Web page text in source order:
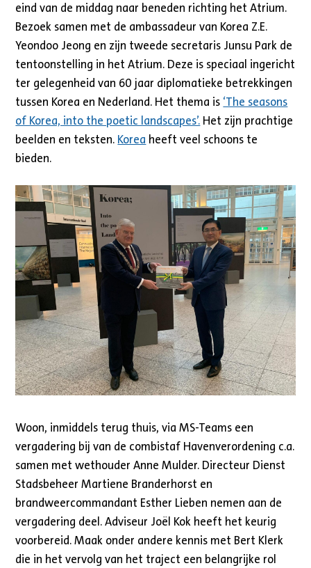
eind van de middag naar beneden richting het Atrium.
Bezoek samen met de ambassadeur van Korea Z.E.
Yeondoo Jeong en zijn tweede secretaris Junsu Park de
tentoonstelling in het Atrium. Deze is speciaal ingericht
ter gelegenheid van 60 jaar diplomatieke betrekkingen
tussen Korea en Nederland. Het thema is ‘The seasons
of Korea, into the poetic landscapes’. Het zijn prachtige
beelden en teksten. Korea heeft veel schoons te
bieden.
Woon, inmiddels terug thuis, via MS-Teams een
vergadering bij van de combistaf Havenverordening c.a.
samen met wethouder Anne Mulder. Directeur Dienst
Stadsbeheer Martiene Branderhorst en
brandweercommandant Esther Lieben nemen aan de
vergadering deel. Adviseur Joël Kok heeft het keurig
voorbereid. Maak onder andere kennis met Bert Klerk
die in het vervolg van het traject een belangrijke rol